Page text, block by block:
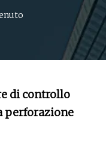
di controllo
perforazione